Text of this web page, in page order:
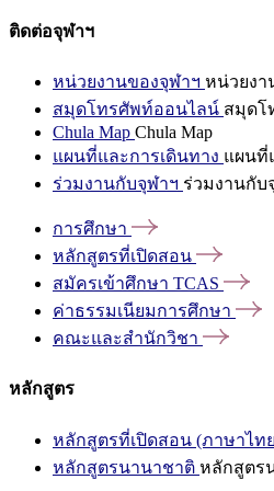
ติดต่อจุฬาฯ
หน่วยงานของจุฬาฯ หน่วยงา
สมุดโทรศัพท์ออนไลน์ สมุดโ
Chula Map Chula Map
แผนที่และการเดินทาง แผนที่
ร่วมงานกับจุฬาฯ ร่วมงานกับ
การศึกษา
หลักสูตรที่เปิดสอน
สมัครเข้าศึกษา TCAS
ค่าธรรมเนียมการศึกษา
คณะและสำนักวิชา
หลักสูตร
หลักสูตรที่เปิดสอน (ภาษาไท
หลักสูตรนานาชาติ หลักสูตร